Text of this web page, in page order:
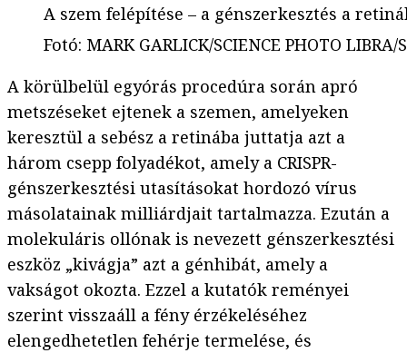
A szem felépítése – a génszerkesztés a
Fotó: MARK GARLICK/SCIENCE PHOTO
A körülbelül egyórás procedúra során apró
metszéseket ejtenek a szemen, amelyeken
keresztül a sebész a retinába juttatja azt a
három csepp folyadékot, amely a CRISPR-
génszerkesztési utasításokat hordozó vírus
másolatainak milliárdjait tartalmazza. Ezután a
molekuláris ollónak is nevezett génszerkesztési
eszköz „kivágja” azt a génhibát, amely a
vakságot okozta. Ezzel a kutatók reményei
szerint visszaáll a fény érzékeléséhez
elengedhetetlen fehérje termelése, és